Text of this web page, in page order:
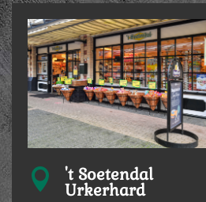
 't Soetendal
Urkerhard